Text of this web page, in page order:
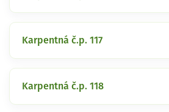
Karpentná č.p. 117
Karpentná č.p. 118